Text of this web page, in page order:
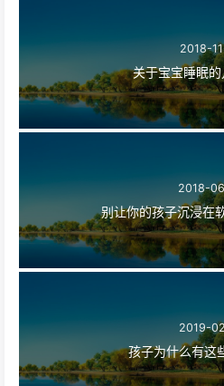
2018-
关于宝宝睡眠
2018-
别让你的孩子沉浸在
2019-
孩子为什么有这